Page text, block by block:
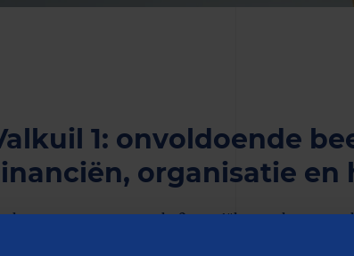
1: onvoldoende
organisatie en
van de verwachte € 200 miljoen uit